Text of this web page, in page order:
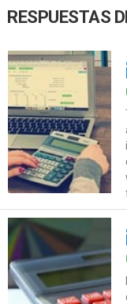
RESPUESTAS